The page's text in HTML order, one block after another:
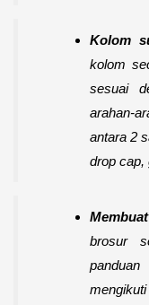
Kolom
kolom
sesuai
arahan-
antara 2
drop cap,
brosur